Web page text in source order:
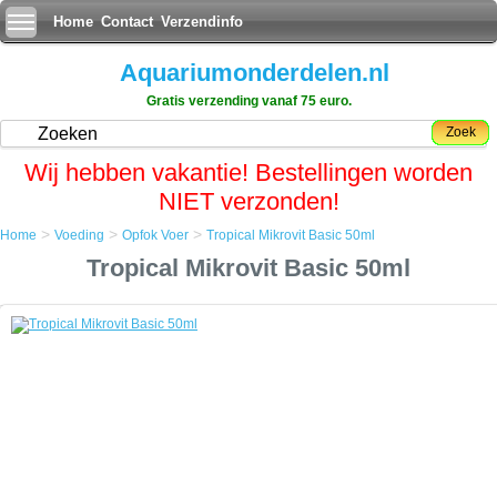
Home Contact Verzendinfo
Aquariumonderdelen.nl
Gratis verzending vanaf 75 euro.
Zoek
Wij hebben vakantie! Bestellingen worden
NIET verzonden!
Tropical Mikrovit Basic 50ml
Home > Voeding > Opfok Voer > Tropical Mikrovit Basic 50ml
Tropical Mikrovit Basic 50ml